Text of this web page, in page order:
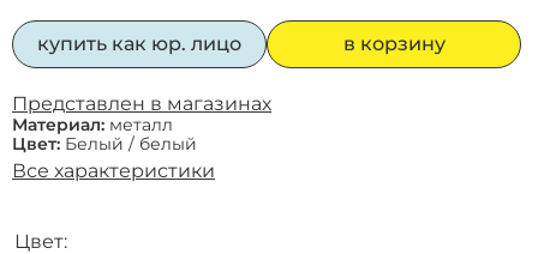
Материал: металл
Цвет: Белый / белый
Все характеристики
Цвет:
купить как юр. лицо в корзину
Представлен в магазинах